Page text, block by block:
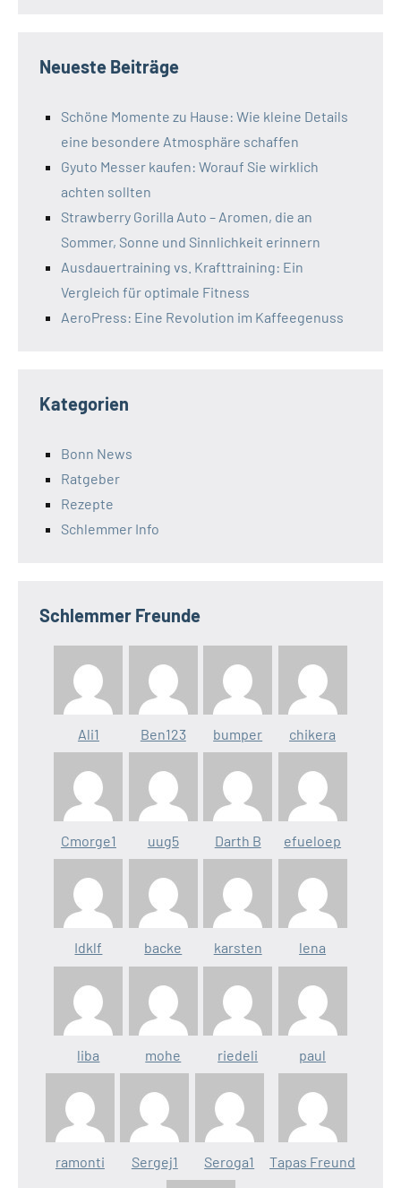
Neueste Beiträge
Schöne Momente zu Hause: Wie kleine Details
eine besondere Atmosphäre schaffen
Gyuto Messer kaufen: Worauf Sie wirklich
achten sollten
Strawberry Gorilla Auto – Aromen, die an
Sommer, Sonne und Sinnlichkeit erinnern
Ausdauertraining vs. Krafttraining: Ein
Vergleich für optimale Fitness
AeroPress: Eine Revolution im Kaffeegenuss
Kategorien
Bonn News
Ratgeber
Rezepte
Schlemmer Info
Schlemmer Freunde
Ali1 Ben123 bumper chikera
Cmorge1 uug5 Darth B efueloep
Idklf backe karsten lena
liba mohe riedeli paul
ramonti Sergej1 Seroga1 Tapas Freund